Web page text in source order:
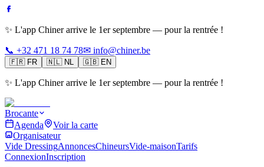
✨ L'app Chiner arrive le 1er septembre — pour la rentrée !
📞 +32 471 18 74 78✉ info@chiner.be
🇫🇷 FR 🇳🇱 NL 🇬🇧 EN
✨ L'app Chiner arrive le 1er septembre — pour la rentrée !
Brocante
Agenda
Voir la carte
Organisateur
Vide DressingAnnoncesChineursVide-maisonTarifs
ConnexionInscription